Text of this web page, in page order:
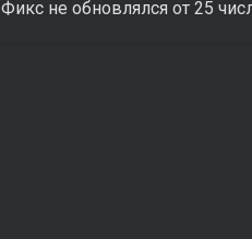
Фикс не обновлялся от 25